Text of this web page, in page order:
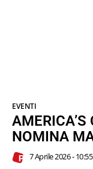
EVENTI
AMERICA’S
NOMINA
7 Aprile 2026 - 10:55